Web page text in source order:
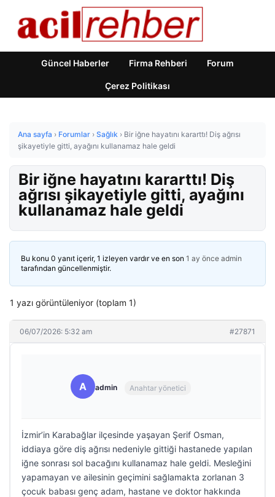
Güncel Haberler Firma Rehberi Forum
Çerez Politikası
Ana sayfa › Forumlar › Sağlık › Bir iğne hayatını kararttı! Diş ağrısı
şikayetiyle gitti, ayağını kullanamaz hale geldi
Bir iğne hayatını kararttı! Diş
ağrısı şikayetiyle gitti, ayağını
kullanamaz hale geldi
Bu konu 0 yanıt içerir, 1 izleyen vardır ve en son 1 ay önce admin
tarafından güncellenmiştir.
1 yazı görüntüleniyor (toplam 1)
06/07/2026: 5:32 am #27871
A admin Anahtar yönetici
İzmir’in Karabağlar ilçesinde yaşayan Şerif Osman,
iddiaya göre diş ağrısı nedeniyle gittiği hastanede yapılan
iğne sonrası sol bacağını kullanamaz hale geldi. Mesleğini
yapamayan ve ailesinin geçimini sağlamakta zorlanan 3
çocuk babası genç adam, hastane ve doktor hakkında